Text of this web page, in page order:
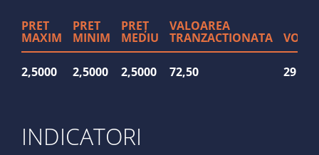
PRET
MAXIM
PRET
MINIM
PREȚ
MEDIU
VALOAREA
TRANZACTIONATA
2,5000 2,5000 2,5000 72,50 29
INDICATORI